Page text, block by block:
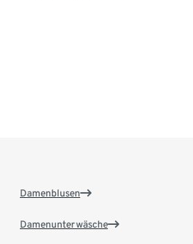
Damenblusen
Damenunterwäsche